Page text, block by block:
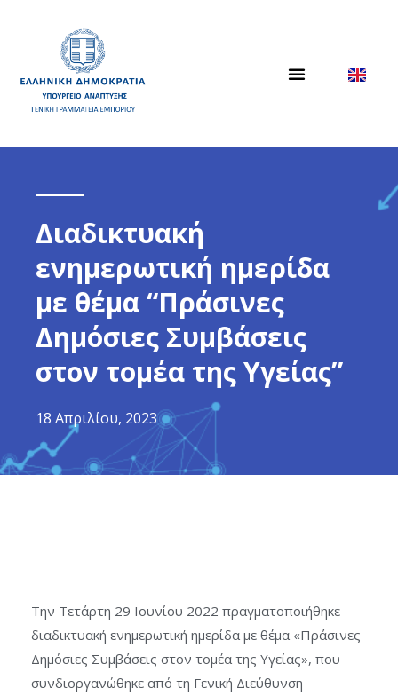
Διαδικτυακή
ενημερωτική ημερίδα
με θέμα “Πράσινες
Δημόσιες Συμβάσεις
στον τομέα της Υγείας”
18 Απριλίου, 2023
Την Τετάρτη 29 Ιουνίου 2022 πραγματοποιήθηκε
διαδικτυακή ενημερωτική ημερίδα με θέμα «Πράσινες
Δημόσιες Συμβάσεις στον τομέα της Υγείας», που
συνδιοργανώθηκε από τη Γενική Διεύθυνση